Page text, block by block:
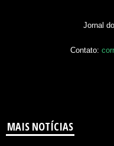
Jornal
Contato:
MAIS NOTÍCIAS